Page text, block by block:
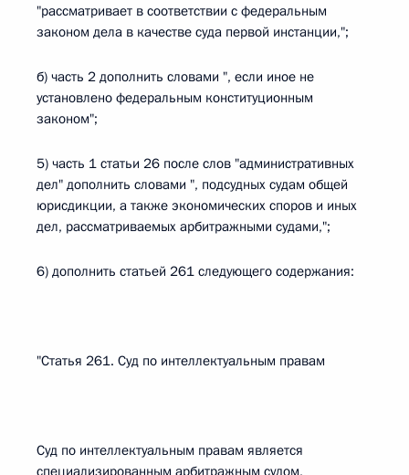
"рассматривает в соответствии с федеральным
законом дела в качестве суда первой инстанции,";
б) часть 2 дополнить словами ", если иное не
установлено федеральным конституционным
законом";
5) часть 1 статьи 26 после слов "административных
дел" дополнить словами ", подсудных судам общей
юрисдикции, а также экономических споров и иных
дел, рассматриваемых арбитражными судами,";
6) дополнить статьей 261 следующего содержания:
"Статья 261. Суд по интеллектуальным правам
Суд по интеллектуальным правам является
специализированным арбитражным судом,